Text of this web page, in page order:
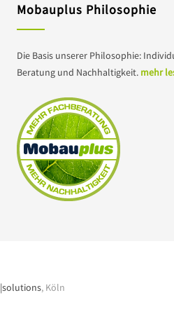
Mobauplus Philosophie
Die Basis unserer Philosophie:
Beratung und Nachhaltigkeit. mehr
, Köln